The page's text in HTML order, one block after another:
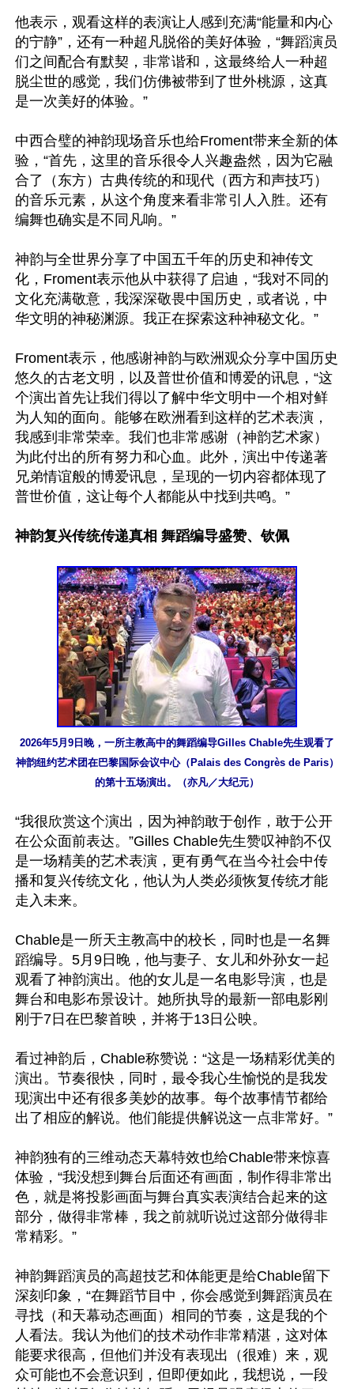
他表示，观看这样的表演让人感到充满“能量和内心
的宁静”，还有一种超凡脱俗的美好体验，“舞蹈演员
们之间配合有默契，非常谐和，这最终给人一种超
脱尘世的感觉，我们仿佛被带到了世外桃源，这真
是一次美好的体验。”
中西合璧的神韵现场音乐也给Froment带来全新的体
验，“首先，这里的音乐很令人兴趣盎然，因为它融
合了（东方）古典传统的和现代（西方和声技巧）
的音乐元素，从这个角度来看非常引人入胜。还有
编舞也确实是不同凡响。”
神韵与全世界分享了中国五千年的历史和神传文
化，Froment表示他从中获得了启迪，“我对不同的
文化充满敬意，我深深敬畏中国历史，或者说，中
华文明的神秘渊源。我正在探索这种神秘文化。”
Froment表示，他感谢神韵与欧洲观众分享中国历史
悠久的古老文明，以及普世价值和博爱的讯息，“这
个演出首先让我们得以了解中华文明中一个相对鲜
为人知的面向。能够在欧洲看到这样的艺术表演，
我感到非常荣幸。我们也非常感谢（神韵艺术家）
为此付出的所有努力和心血。此外，演出中传递著
兄弟情谊般的博爱讯息，呈现的一切内容都体现了
普世价值，这让每个人都能从中找到共鸣。”
神韵复兴传统传递真相 舞蹈编导盛赞、钦佩
2026年5月9日晚，一所主教高中的舞蹈编导Gilles Chable先生观看了
神韵纽约艺术团在巴黎国际会议中心（Palais des Congrès de Paris）
的第十五场演出。（亦凡／大纪元）
“我很欣赏这个演出，因为神韵敢于创作，敢于公开
在公众面前表达。”Gilles Chable先生赞叹神韵不仅
是一场精美的艺术表演，更有勇气在当今社会中传
播和复兴传统文化，他认为人类必须恢复传统才能
走入未来。
Chable是一所天主教高中的校长，同时也是一名舞
蹈编导。5月9日晚，他与妻子、女儿和外孙女一起
观看了神韵演出。他的女儿是一名电影导演，也是
舞台和电影布景设计。她所执导的最新一部电影刚
刚于7日在巴黎首映，并将于13日公映。
看过神韵后，Chable称赞说：“这是一场精彩优美的
演出。节奏很快，同时，最令我心生愉悦的是我发
现演出中还有很多美妙的故事。每个故事情节都给
出了相应的解说。他们能提供解说这一点非常好。”
神韵独有的三维动态天幕特效也给Chable带来惊喜
体验，“我没想到舞台后面还有画面，制作得非常出
色，就是将投影画面与舞台真实表演结合起来的这
部分，做得非常棒，我之前就听说过这部分做得非
常精彩。”
神韵舞蹈演员的高超技艺和体能更是给Chable留下
深刻印象，“在舞蹈节目中，你会感觉到舞蹈演员在
寻找（和天幕动态画面）相同的节奏，这是我的个
人看法。我认为他们的技术动作非常精湛，这对体
能要求很高，但他们并没有表现出（很难）来，观
众可能也不会意识到，但即便如此，我想说，一段